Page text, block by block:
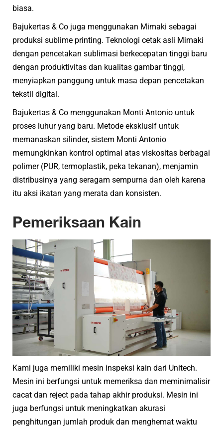
biasa.
Bajukertas & Co juga menggunakan Mimaki sebagai
produksi sublime printing. Teknologi cetak asli Mimaki
dengan pencetakan sublimasi berkecepatan tinggi baru
dengan produktivitas dan kualitas gambar tinggi,
menyiapkan panggung untuk masa depan pencetakan
tekstil digital.
Bajukertas & Co menggunakan Monti Antonio untuk
proses luhur yang baru. Metode eksklusif untuk
memanaskan silinder, sistem Monti Antonio
memungkinkan kontrol optimal atas viskositas berbagai
polimer (PUR, termoplastik, peka tekanan), menjamin
distribusinya yang seragam sempurna dan oleh karena
itu aksi ikatan yang merata dan konsisten.
Pemeriksaan Kain
Kami juga memiliki mesin inspeksi kain dari Unitech.
Mesin ini berfungsi untuk memeriksa dan meminimalisir
cacat dan reject pada tahap akhir produksi. Mesin ini
juga berfungsi untuk meningkatkan akurasi
penghitungan jumlah produk dan menghemat waktu